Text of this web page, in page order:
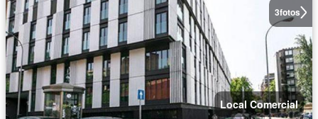
3fotos
Local Comercial